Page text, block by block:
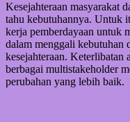
Kesejahteraan masyarakat
tahu kebutuhannya. Untuk
kerja pemberdayaan untuk
dalam menggali kebutuhan
kesejahteraan. Keterlibatan
berbagai multistakeholder
perubahan yang lebih baik.